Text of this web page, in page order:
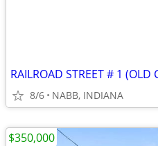
RAILROAD STREET # 1 (OLD
8/6 NABB, INDIANA
$350,000